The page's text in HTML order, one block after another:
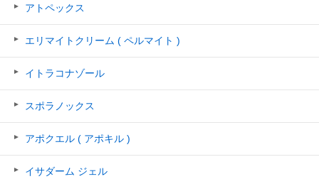
アトペックス
エリマイトクリーム ( ペルマイト )
イトラコナゾール
スポラノックス
アポクエル ( アポキル )
イサダーム ジェル